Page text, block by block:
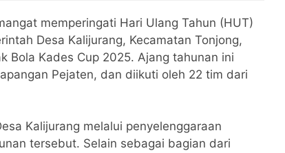
memperingati Hari Ulang Tahun (HUT)
Desa Kalijurang, Kecamatan Tonjong,
Bola Kades Cup 2025. Ajang tahunan ini
Pejaten, dan diikuti oleh 22 tim dari
Kalijurang melalui penyelenggaraan
tersebut. Selain sebagai bagian dari